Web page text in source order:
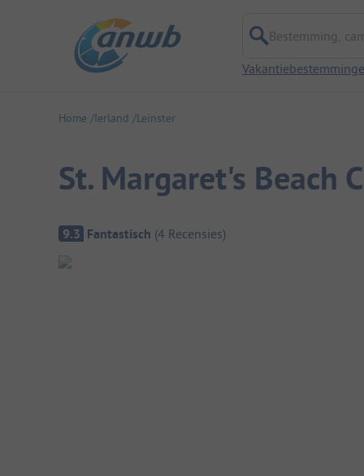
Bestemming,
Home Ierland Leinster
St. Margaret's Beach
Camping overzicht
9.3 Fantastisch (4 Recensies)